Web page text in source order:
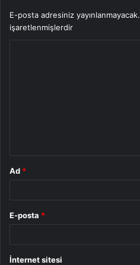
E-posta adresiniz yayınlanmayacak.
işaretlenmişlerdir
Ad *
E-posta *
İnternet sitesi